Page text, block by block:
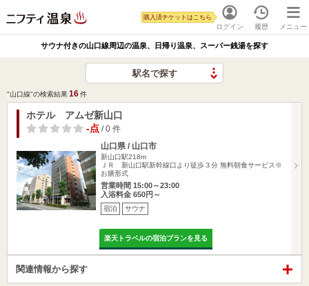
ログイン
購入済チケットはこちら
履歴 メニュー
サウナ付きの山口線周辺の温泉、日帰り温泉、スーパー銭湯を探す
駅名で探す
"山口線"の検索結果16件
ホテル アムゼ新山口
-点 / 0 件
山口県 / 山口市
新山口駅218m
ＪＲ 新山口駅新幹線口より徒歩３分 無料朝食サービス※
お膳形式
営業時間 15:00～23:00
入浴料金 650円～
宿泊 サウナ
楽天トラベルの宿泊プランを見る
関連情報から探す